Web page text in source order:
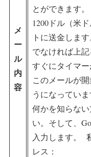
メ
ー
ル
内
容
とができます
1200ドル（米
トに送金しま
でなければ上
すぐにタイマ
このメールが
うになってい
何かを知らな
い。そして、
入力します。
レス：